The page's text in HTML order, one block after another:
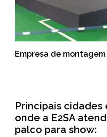
Empresa de
Principais
onde a E2SA
palco para show: